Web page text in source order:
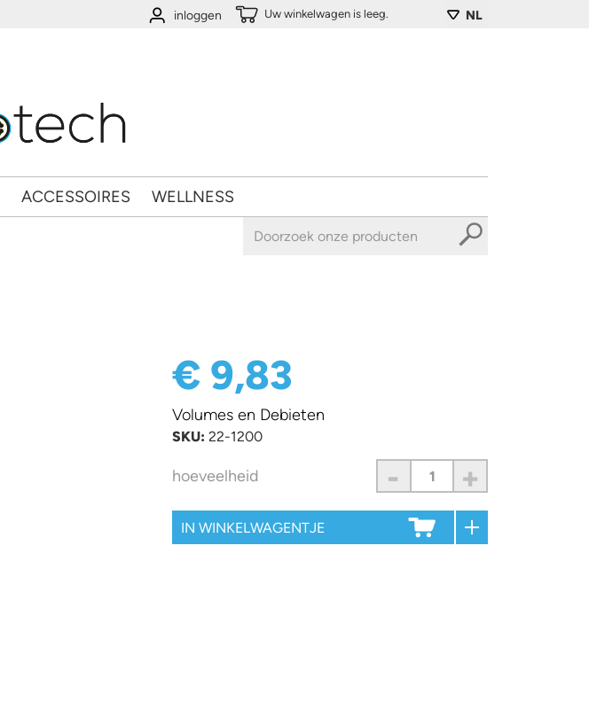
NL
Uw winkelwagen is leeg.
inloggen
ACCESSOIRES WELLNESS
€ 9,83
Volumes en Debieten
SKU: 22-1200
hoeveelheid - +